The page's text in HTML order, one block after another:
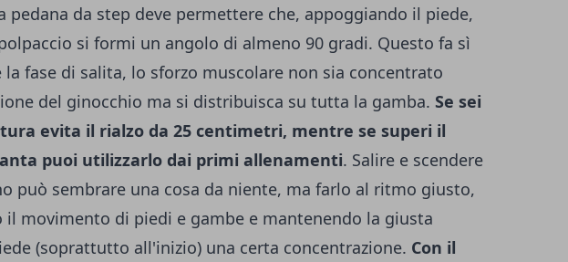
pedana da step deve permettere che, appoggiando il piede,
si formi un angolo di almeno 90 gradi. Questo fa sì
la fase di salita, lo sforzo muscolare non sia concentrato
del ginocchio ma si distribuisca su tutta la gamba. Se sei
evita il rialzo da 25 centimetri, mentre se superi il
puoi utilizzarlo dai primi allenamenti. Salire e scendere
può sembrare una cosa da niente, ma farlo al ritmo giusto,
il movimento di piedi e gambe e mantenendo la giusta
(soprattutto all'inizio) una certa concentrazione. Con il